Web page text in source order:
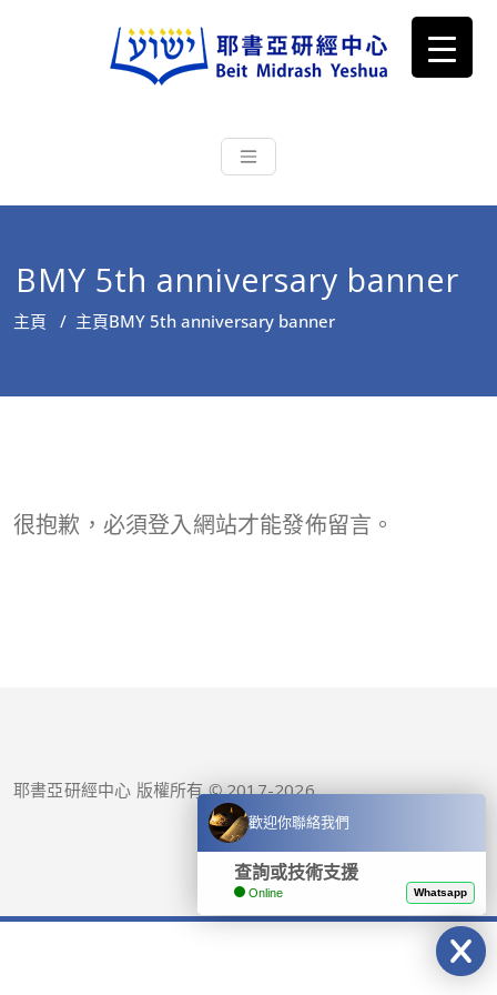
耶書亞研經中心
根源明白聖經，成為更好的門徒
BMY 5th anniversary banner
主頁 / 主頁BMY 5th anniversary banner
很抱歉，必須登入網站才能發佈留言。
耶書亞研經中心 版權所有 © 2017-2026
歡迎你聯絡我們
查詢或技術支援
Online Whatsapp